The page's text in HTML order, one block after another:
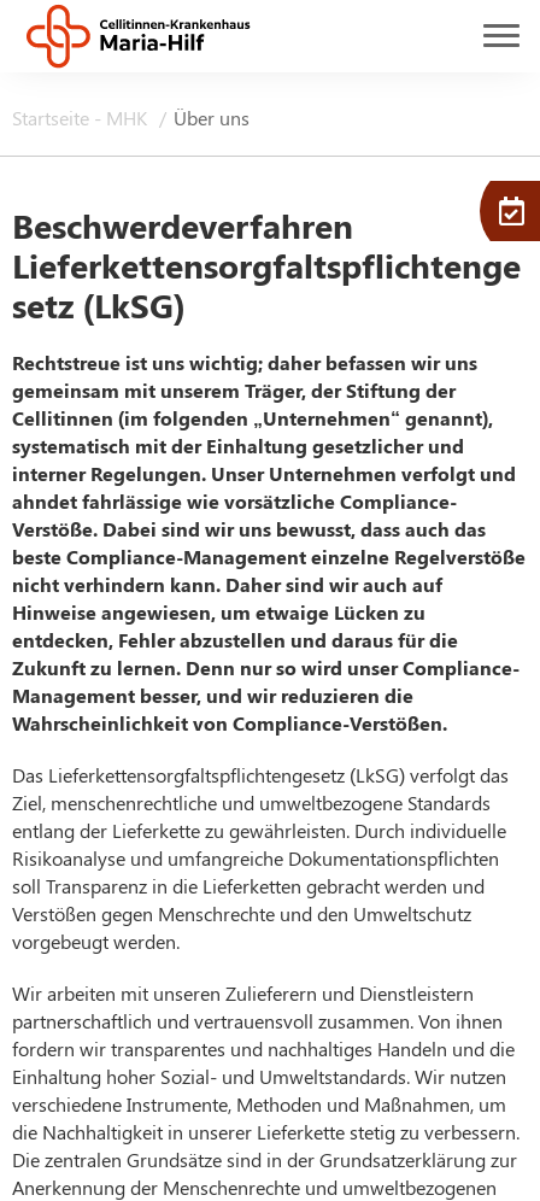
Startseite - MHK Über uns
Beschwerdeverfahren
Lieferkettensorgfaltspflichtenge
setz (LkSG)
Rechtstreue ist uns wichtig; daher befassen wir uns
gemeinsam mit unserem Träger, der Stiftung der
Cellitinnen (im folgenden „Unternehmen“ genannt),
systematisch mit der Einhaltung gesetzlicher und
interner Regelungen. Unser Unternehmen verfolgt und
ahndet fahrlässige wie vorsätzliche Compliance-
Verstöße. Dabei sind wir uns bewusst, dass auch das
beste Compliance-Management einzelne Regelverstöße
nicht verhindern kann. Daher sind wir auch auf
Hinweise angewiesen, um etwaige Lücken zu
entdecken, Fehler abzustellen und daraus für die
Zukunft zu lernen. Denn nur so wird unser Compliance-
Management besser, und wir reduzieren die
Wahrscheinlichkeit von Compliance-Verstößen.
Das Lieferkettensorgfaltspflichtengesetz (LkSG) verfolgt das
Ziel, menschenrechtliche und umweltbezogene Standards
entlang der Lieferkette zu gewährleisten. Durch individuelle
Risikoanalyse und umfangreiche Dokumentationspflichten
soll Transparenz in die Lieferketten gebracht werden und
Verstößen gegen Menschrechte und den Umweltschutz
vorgebeugt werden.
Wir arbeiten mit unseren Zulieferern und Dienstleistern
partnerschaftlich und vertrauensvoll zusammen. Von ihnen
fordern wir transparentes und nachhaltiges Handeln und die
Einhaltung hoher Sozial- und Umweltstandards. Wir nutzen
verschiedene Instrumente, Methoden und Maßnahmen, um
die Nachhaltigkeit in unserer Lieferkette stetig zu verbessern.
Die zentralen Grundsätze sind in der Grundsatzerklärung zur
Anerkennung der Menschenrechte und umweltbezogenen